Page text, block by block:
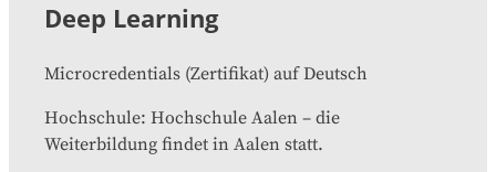
Deep Learning
Microcredentials (Zertifikat) auf Deutsch
Hochschule: Hochschule Aalen – die
Weiterbildung findet in Aalen statt.